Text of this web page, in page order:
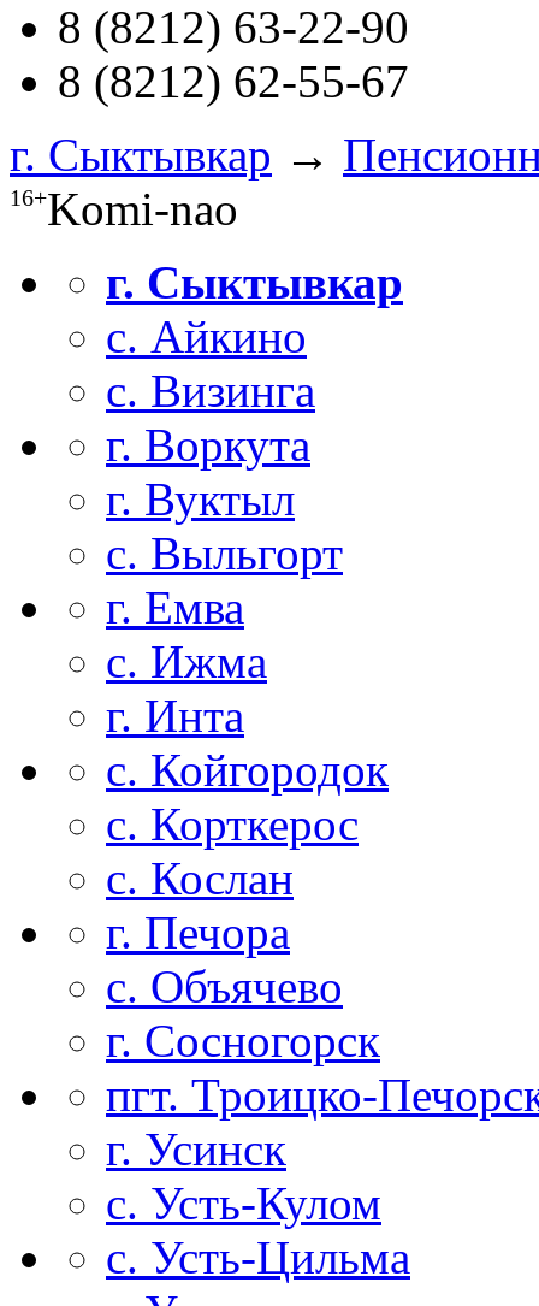
8 (8212) 63-22-90
8 (8212) 62-55-67
г. Сыктывкар →
16+Komi-nao
г. Сыктывкар
с. Айкино
с. Визинга
г. Воркута
г. Вуктыл
с. Выльгорт
г. Емва
с. Ижма
г. Инта
с. Койгородок
с. Корткерос
с. Кослан
г. Печора
с. Объячево
г. Сосногорск
пгт. Троицко-
г. Усинск
с. Усть-Кулом
с. Усть-Цильма